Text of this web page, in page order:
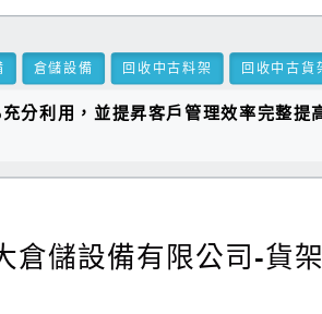
倉儲設備 回收中古料架 回收中古貨
分利用，並提昇客戶管理效率完整
倉儲設備有限公司-貨架